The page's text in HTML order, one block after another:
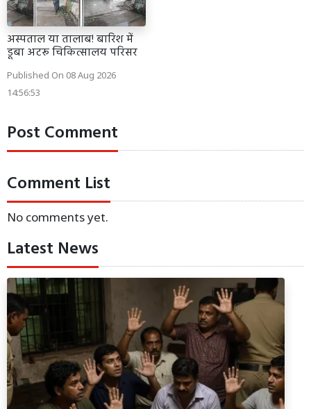
अस्पताल या तालाब! बारिश में
डूबा अटरू चिकित्सालय परिसर
Published On 08 Aug 2026
14:56:53
Post Comment
Comment List
No comments yet.
Latest News